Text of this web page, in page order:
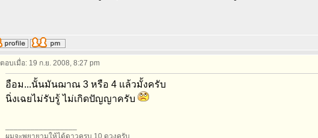
ตอบเมื่อ: 19 ก.ย. 2008, 8:27 pm
อือม...นั้นมันฌาณ 3 หรือ 4 แล้วมั้งครับ
นิ่งเฉยไม่รับรู้ ไม่เกิดปัญญาครับ
ผมจะพยายามให้ได้ดาวครบ 10 ดวงครับ